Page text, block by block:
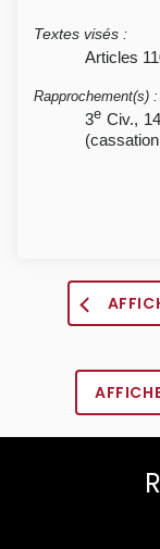
Textes visés :
Articles
Rapprochement(s) :
3eCiv., 14